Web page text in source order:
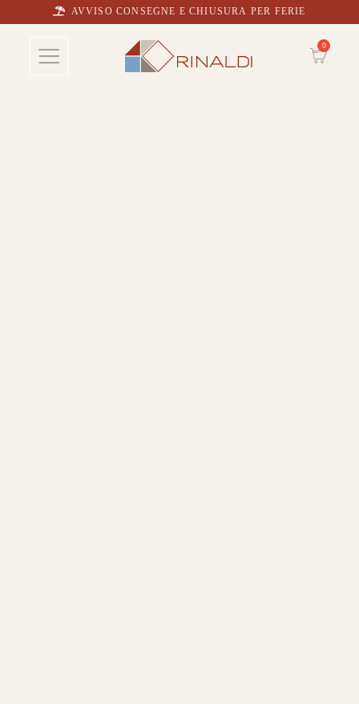
AVVISO CONSEGNE E CHIUSURA PER FERIE